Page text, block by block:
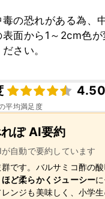
の恐れがある為
面から1～2cm色
さい。
4.50
平均満足度
ぽ AI要約
自動で要約しています
です。バルサミコ酢の
ど柔らかくジューシー
ンジも美味しく、小学